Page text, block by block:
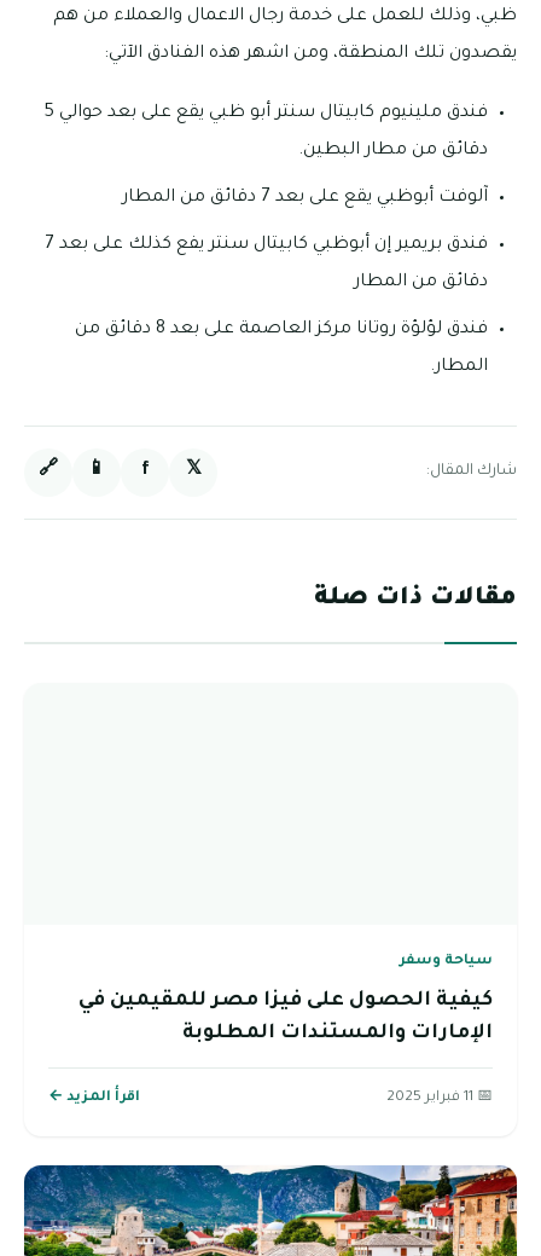
ظبي، وذلك للعمل على خدمة رجال الاعمال والعملاء من هم
يقصدون تلك المنطقة، ومن اشهر هذه الفنادق الآتي:
فندق ملينيوم كابيتال سنتر أبو ظبي يقع على بعد حوالي 5
دقائق من مطار البطين.
آلوفت أبوظبي يقع على بعد 7 دقائق من المطار
فندق بريمير إن أبوظبي كابيتال سنتر يفع كذلك على بعد 7
دقائق من المطار
فندق لؤلؤة روتانا مركز العاصمة على بعد 8 دقائق من
المطار.
شارك المقال: 𝕏
f
📱
🔗
مقالات ذات صلة
سياحة وسفر
كيفية الحصول على فيزا مصر للمقيمين في
الإمارات والمستندات المطلوبة
📅 11 فبراير 2025 اقرأ المزيد ←